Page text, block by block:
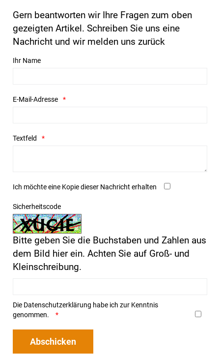
Gern beantworten wir Ihre Fragen zum oben
gezeigten Artikel. Schreiben Sie uns eine
Nachricht und wir melden uns zurück
Ihr Name
E-Mail-Adresse
Textfeld
Ich möchte eine Kopie dieser Nachricht erhalten
Sicherheitscode
Bitte geben Sie die Buchstaben und Zahlen aus
dem Bild hier ein. Achten Sie auf Groß- und
Kleinschreibung.
Die Datenschutzerklärung habe ich zur Kenntnis
genommen.
Abschicken